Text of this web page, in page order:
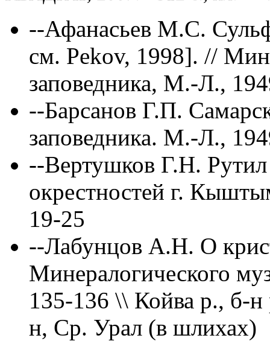
--Афанасьев М.С.
см. Pekov, 1998]. //
заповедника, М.-Л.,
--Барсанов Г.П.
заповедника. М.-Л.,
--Вертушков Г.Н.
окрестностей г.
19-25
--Лабунцов А.Н. О
Минералогического
135-136 \\ Койва р., б-
н, Ср. Урал (в шлихах)